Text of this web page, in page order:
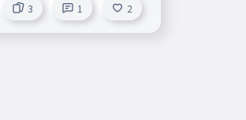
3 1 2